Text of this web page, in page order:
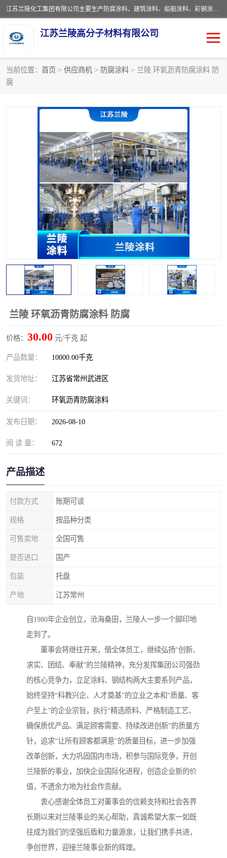
江苏兰陵化工集团有限公司主要生产防腐涂料、建筑涂料、船舶涂料、彩钢涂料、粉末涂料五大类产品，具备10 万吨年生产能力，可以提供优质精良的涂装施工服务，产品广销全国各地，大量出口亚非欧及拉美等国家。
江苏兰陵高分子材料有限公司
当前位置： 首页 > 供应商机 > 防腐涂料 > 兰陵 环氧沥青防腐涂料 防
腐
兰陵 环氧沥青防腐涂料 防腐
价格： 30.00 元/千克 起
产品数量： 10000.00千克
发货地址： 江苏省常州武进区
关键词： 环氧沥青防腐涂料
发布日期： 2026-08-10
阅 读 量： 672
产品描述
付款方式 账期可谈
规格 按品种分类
可售卖地 全国可售
是否进口 国产
包装 托盘
产地 江苏常州
自1980年企业创立，沧海桑田，兰陵人一步一个脚印地
走到了。
董事会将继往开来，偕全体员工，继续弘扬“创新、
求实、团结、奉献”的兰陵精神，充分发挥集团公司强劲
的核心竞争力，立足涂料、钢结构两大主要系列产品，
始终坚持“科教兴企、人才奠基”的立业之本和“质量、客
户至上”的企业宗旨，执行“精选原料、严格制造工艺、
确保质优产品、满足顾客需要、持续改进创新”的质量方
针，追求“让所有顾客都满意”的质量目标，进一步加强
改革创新，大力巩固国内市场，积参与国际竞争，开创
兰陵新的事业，加快企业国际化进程，创造企业新的价
值，不遗余力地为社会作贡献。
衷心感谢全体员工对董事会的信赖支持和社会各界
长期以来对兰陵事业的关心帮助，真诚希望大家一如既
往成为我们的坚强后盾和力量源泉，让我们携手共进，
争创世界，迎接兰陵事业新的辉煌。
地坪涂料 内外墙涂料
船舶涂料 风电专用涂料
彩钢涂料 粉末涂料
聚脲涂料 流体机械专用涂料
建筑涂料